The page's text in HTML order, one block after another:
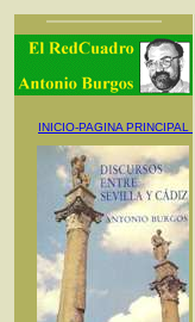
INICIO-PAGINA PRINCIPAL